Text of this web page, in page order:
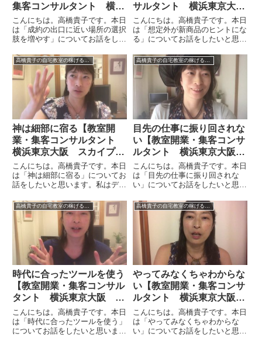
集客コンサルタント 横浜
東京大阪 オンライン全国
対応】
こんにちは。高橋貴子です。本日
は「成約の出口に近い場所の選択
肢を増やす」についてお話をした
のはお申込みです。そのお申込み
方法を増やすだけで成約率が上が
ります。たとえばホームページが
軸であれば、そのホームページ
サルタント 横浜東京大
阪 オンライン全国対応】
こんにちは。高橋貴子です。本日
は「想定外が新商品のヒントにな
る」についてお話をしたいと思い
定外の人が来たり、想定外のこと
が起きたりします。そのときに、
「あ、新商品が作れるかも」と思
えるかどうかがアイデアの勝負
高橋貴子の自宅教室の稼げるバイブル【動画付】
神は細部に宿る【教室開
業・集客コンサルタント
横浜東京大阪 スカイプ全
国対応】
こんにちは。高橋貴子です。本日
は「神は細部に宿る」についてお
話をしたいと思います。私はデザ
し、ウェブデザインもやるし、も
ともとインテリアコーディネータ
ーだったのでカラーもやります
し、パースも描くし、インテリア
コー...
目先の仕事に振り回されな
い【教室開業・集客コンサ
ルタント 横浜東京大阪
スカイプ全国対応】
こんにちは。高橋貴子です。本日
は「目先の仕事に振り回されな
い」についてお話をしたいと思い
ントさんの相談にいろいろと乗っ
ていると時間がないおっしゃる方
が非常に多いです。みなさんお仕
事をいろいろとやっているし、私
も...
時代に合ったツールを使う
【教室開業・集客コンサル
タント 横浜東京大阪 オ
ンライン全国対応】
こんにちは。高橋貴子です。本日
は「時代に合ったツールを使う」
についてお話をしたいと思いま
やってみなくちゃわからな
い【教室開業・集客コンサ
ルタント 横浜東京大阪
オンライン全国対応】
こんにちは。高橋貴子です。本日
は「やってみなくちゃわからな
い」についてお話をしたいと思い